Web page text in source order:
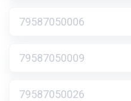
79587050006
79587050009
79587050026